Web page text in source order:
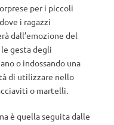
per i piccoli
i ragazzi
dall’emozione del
gesta degli
o indossando una
di utilizzare nello
o martelli.
è quella seguita dalle